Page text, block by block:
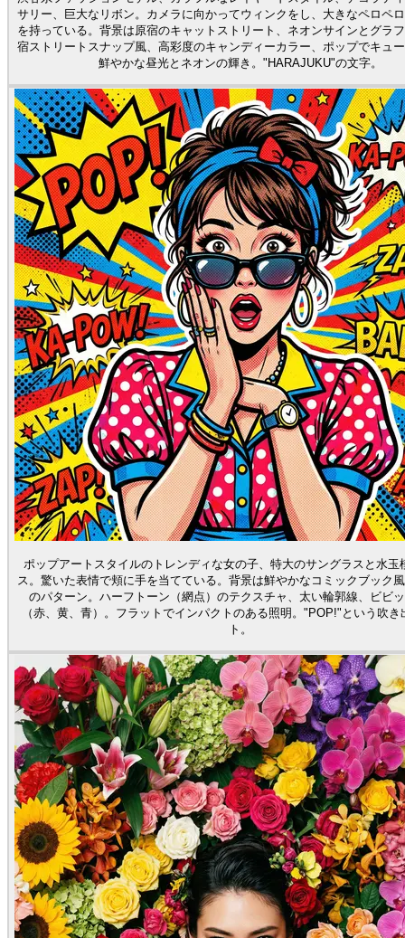
サリー、巨大なリボン。カメラに向かってウィンクをし、大きなペロペ
を持っている。背景は原宿のキャットストリート、ネオンサインとグラ
宿ストリートスナップ風、高彩度のキャンディーカラー、ポップでキュ
鮮やかな昼光とネオンの輝き。"HARAJUKU"の文字。
ポップアートスタイルのトレンディな女の子、特大のサングラスと水玉
ス。驚いた表情で頬に手を当てている。背景は鮮やかなコミックブック
のパターン。ハーフトーン（網点）のテクスチャ、太い輪郭線、ビビ
（赤、黄、青）。フラットでインパクトのある照明。"POP!"という吹き
ト。